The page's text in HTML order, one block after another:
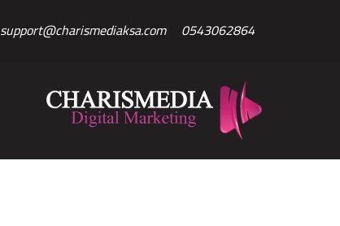
support@charismediaksa.com 0543062864